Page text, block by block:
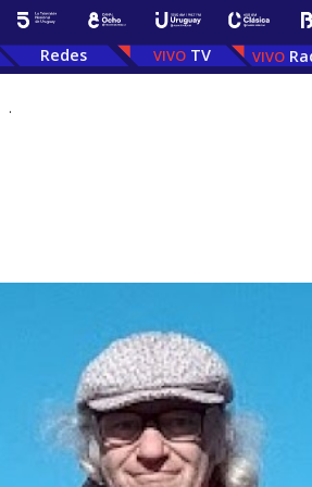
Redes TV
.